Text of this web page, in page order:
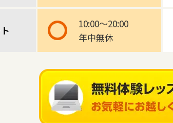
10:00～20:00
年中無休